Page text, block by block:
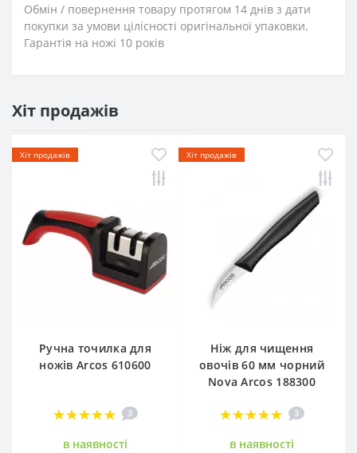
Обмін / повернення товару протягом 14 днів з дати
покупки за умови цілісності оригінальної упаковки.
Гарантія на ножі 10 років
Хіт продажів
Хіт продажів
Ручна точилка для
ножів Arcos 610600
3
в наявностi
Хіт продажів
Ніж для чищення
овочів 60 мм чорний
Nova Arcos 188300
3
в наявностi